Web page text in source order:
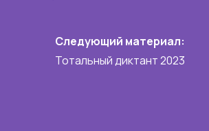
Следующий материал:
Тотальный диктант 2023